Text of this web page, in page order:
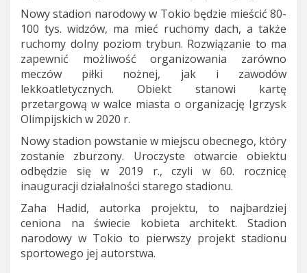
Nowy stadion narodowy w Tokio będzie mieścić 80-
100 tys. widzów, ma mieć ruchomy dach, a także
ruchomy dolny poziom trybun. Rozwiązanie to ma
zapewnić możliwość organizowania zarówno
meczów piłki nożnej, jak i zawodów
lekkoatletycznych. Obiekt stanowi kartę
przetargową w walce miasta o organizację Igrzysk
Olimpijskich w 2020 r.
Nowy stadion powstanie w miejscu obecnego, który
zostanie zburzony. Uroczyste otwarcie obiektu
odbędzie się w 2019 r., czyli w 60. rocznicę
inauguracji działalności starego stadionu.
Zaha Hadid, autorka projektu, to najbardziej
ceniona na świecie kobieta architekt. Stadion
narodowy w Tokio to pierwszy projekt stadionu
sportowego jej autorstwa.